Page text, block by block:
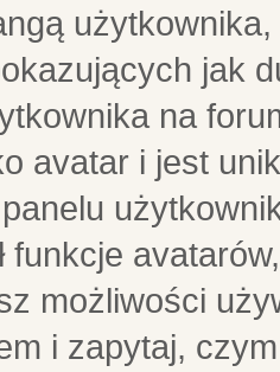
jak
na
avatar i jest
funkcje
możliwości
i zapytaj,